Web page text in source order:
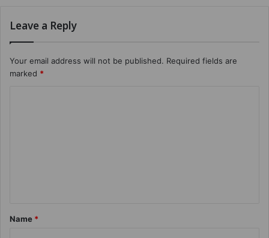
Leave a Reply
Your email address will not be published. Required fields are
marked *
Name *